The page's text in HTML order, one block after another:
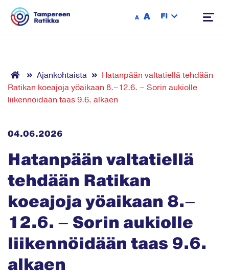
A A FI
Ajankohtaista
Hatanpään valtatiellä tehdään
Ratikan koeajoja yöaikaan 8.–12.6. – Sorin aukiolle
liikennöidään taas 9.6. alkaen
04.06.2026
Hatanpään valtatiellä
tehdään Ratikan
koeajoja yöaikaan 8.–
12.6. – Sorin aukiolle
liikennöidään taas 9.6.
alkaen